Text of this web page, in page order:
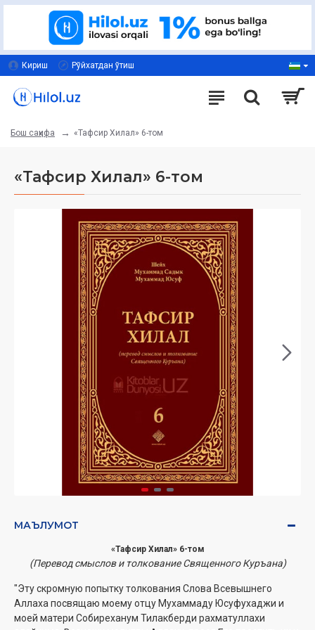
Кириш Рўйхатдан ўтиш
Бош саҳифа «Тафсир Хилал» 6-том
«Тафсир Хилал» 6-том
МАЪЛУМОТ
«Тафсир Хилал» 6-том
(Перевод смыслов и толкование Священного Куръана)
"Эту скромную попытку толкования Слова Всевышнего
Аллаха посвящаю моему отцу Мухаммаду Юсуфухаджи и
моей матери Собиреханум Тилакберди рахматуллахи